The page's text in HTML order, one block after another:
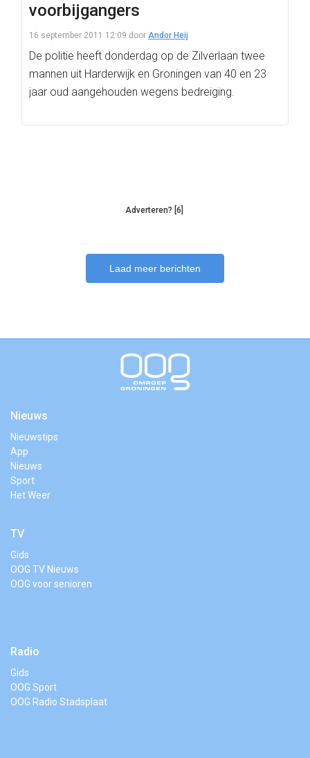
voorbijgangers
16 september 2011 12:09 door Andor Heij
De politie heeft donderdag op de Zilverlaan twee
mannen uit Harderwijk en Groningen van 40 en 23
jaar oud aangehouden wegens bedreiging.
Adverteren? [6]
Laad meer berichten
Nieuws
Nieuwstips
App
Nieuws
Sport
Het Weer
TV
Gids
OOG TV Nieuws
OOG voor senioren
Radio
Gids
OOG Sport
OOG Radio Stadsplaat